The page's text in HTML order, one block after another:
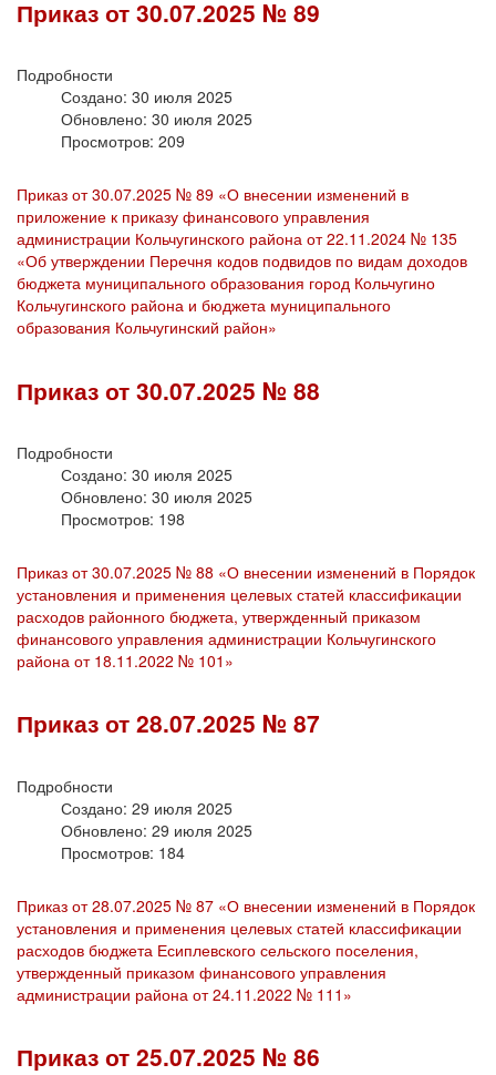
Приказ от 30.07.2025 № 89
Подробности
Создано: 30 июля 2025
Обновлено: 30 июля 2025
Просмотров: 209
Приказ от 30.07.2025 № 89 «О внесении изменений в
приложение к приказу финансового управления
администрации Кольчугинского района от 22.11.2024 № 135
«Об утверждении Перечня кодов подвидов по видам доходов
бюджета муниципального образования город Кольчугино
Кольчугинского района и бюджета муниципального
образования Кольчугинский район»
Приказ от 30.07.2025 № 88
Подробности
Создано: 30 июля 2025
Обновлено: 30 июля 2025
Просмотров: 198
Приказ от 30.07.2025 № 88 «О внесении изменений в Порядок
установления и применения целевых статей классификации
расходов районного бюджета, утвержденный приказом
финансового управления администрации Кольчугинского
района от 18.11.2022 № 101»
Приказ от 28.07.2025 № 87
Подробности
Создано: 29 июля 2025
Обновлено: 29 июля 2025
Просмотров: 184
Приказ от 28.07.2025 № 87 «О внесении изменений в Порядок
установления и применения целевых статей классификации
расходов бюджета Есиплевского сельского поселения,
утвержденный приказом финансового управления
администрации района от 24.11.2022 № 111»
Приказ от 25.07.2025 № 86